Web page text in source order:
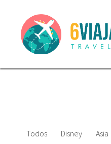
Todos Disney Asia